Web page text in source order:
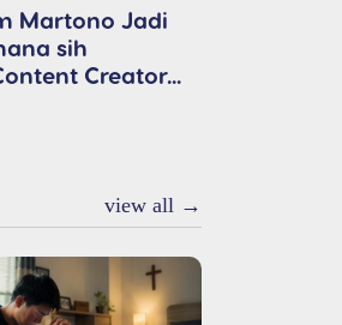
Martono Jadi
sih
Creator...
view all →